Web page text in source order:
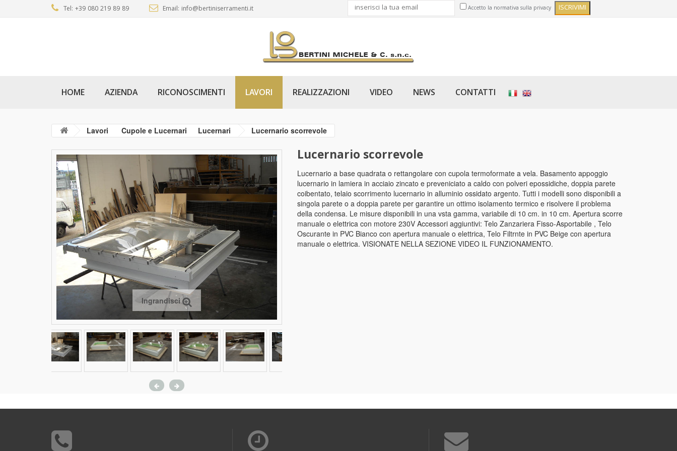
Tel: +39 080 219 89 89 Email: info@bertiniserramenti.it Accetto la normativa sulla privacy
HOME AZIENDA RICONOSCIMENTI LAVORI REALIZZAZIONI VIDEO NEWS CONTATTI
Lavori Cupole e Lucernari Lucernari Lucernario scorrevole
Ingrandisci
Lucernario scorrevole
Lucernario a base quadrata o rettangolare con cupola termoformate a vela. Basamento appoggio
lucernario in lamiera in acciaio zincato e preveniciato a caldo con polveri epossidiche, doppia parete
coibentato, telaio scorrimento lucernario in alluminio ossidato argento. Tutti i modelli sono disponibili a
singola parete o a doppia parete per garantire un ottimo isolamento termico e risolvere il problema
della condensa. Le misure disponibili in una vsta gamma, variabile di 10 cm. in 10 cm. Apertura scorre
manuale o elettrica con motore 230V Accessori aggiuntivi: Telo Zanzariera Fisso-Asportabile , Telo
Oscurante in PVC Bianco con apertura manuale o elettrica, Telo Filtrnte in PVC Beige con apertura
manuale o elettrica. VISIONATE NELLA SEZIONE VIDEO IL FUNZIONAMENTO.